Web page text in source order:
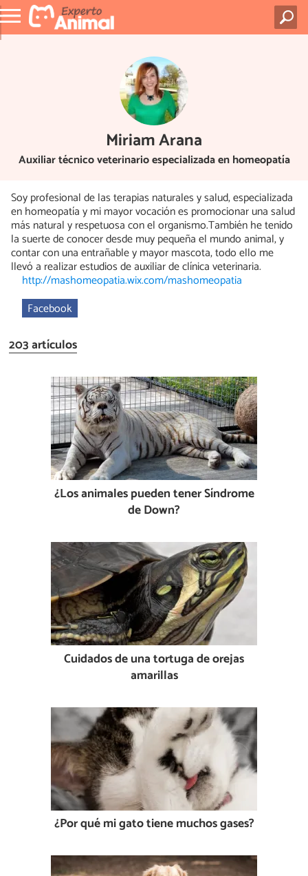
Miriam Arana
Auxiliar técnico veterinario especializada en homeopatía
Soy profesional de las terapias naturales y salud, especializada
en homeopatía y mi mayor vocación es promocionar una salud
más natural y respetuosa con el organismo.También he tenido
la suerte de conocer desde muy pequeña el mundo animal, y
contar con una entrañable y mayor mascota, todo ello me
llevó a realizar estudios de auxiliar de clínica veterinaria.
http://mashomeopatia.wix.com/mashomeopatia
Facebook
203 artículos
¿Los animales pueden tener Síndrome
de Down?
Cuidados de una tortuga de orejas
amarillas
¿Por qué mi gato tiene muchos gases?